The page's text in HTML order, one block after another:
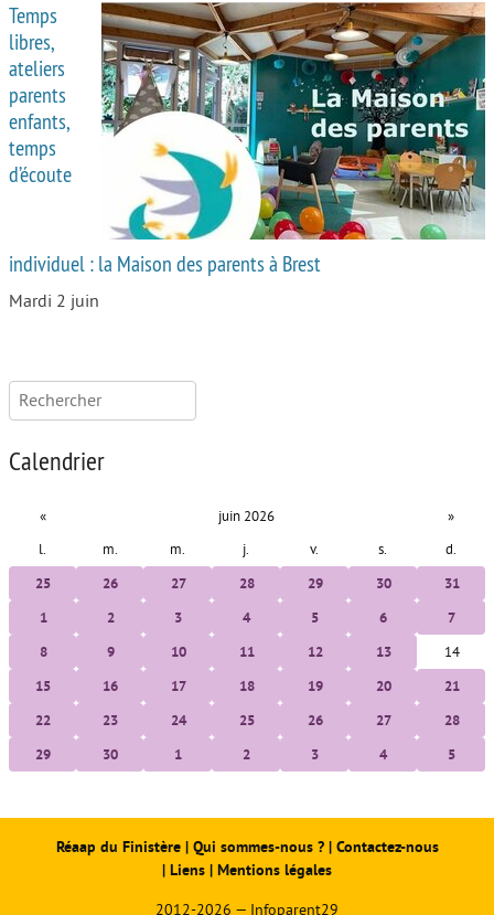
Temps
libres,
ateliers
parents
enfants,
temps
d’écoute
individuel : la Maison des parents à Brest
Mardi 2 juin
Rechercher :
Calendrier
« juin 2026 »
l. m. m. j. v. s. d.
25 26 27 28 29 30 31
1 2 3 4 5 6 7
8 9 10 11 12 13 14
15 16 17 18 19 20 21
22 23 24 25 26 27 28
29 30 1 2 3 4 5
Réaap du Finistère| Qui sommes-nous ? | Contactez-nous
| Liens | Mentions légales
2012-2026 — Infoparent29